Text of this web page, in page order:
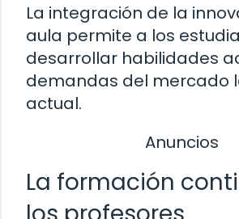
La integración de la
aula permite a los
desarrollar habilidades
demandas del mercado
actual.
Anuncios
La formación